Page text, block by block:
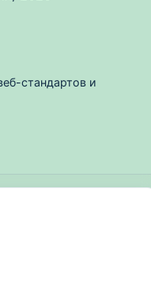
стандартов и